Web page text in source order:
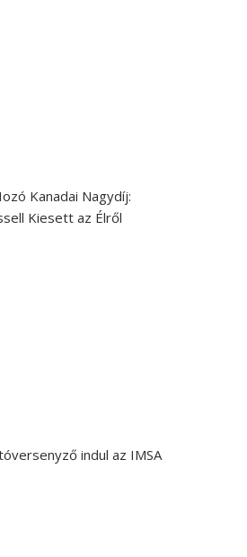
Kanadai Nagydíj:
Kiesett az Élről
indul az IMSA